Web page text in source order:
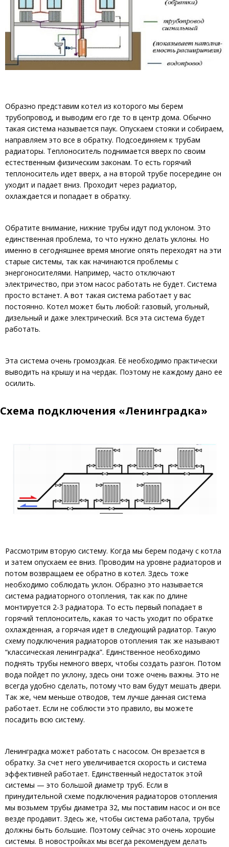
Образно представим котел из которого мы берем
трубопровод, и выводим его где то в центр дома. Обычно
такая система называется паук. Опускаем стояки и собираем,
направляем это все в обратку. Подсоединяем к трубам
радиаторы. Теплоноситель поднимается вверх по своим
естественным физическим законам. То есть горячий
теплоноситель идет вверх, а на второй трубе посередине он
уходит и падает вниз. Проходит через радиатор,
охлаждается и попадает в обратку.
Обратите внимание, нижние трубы идут под уклоном. Это
единственная проблема, то что нужно делать уклоны. Но
именно в сегодняшнее время многие опять переходят на эти
старые системы, так как начинаются проблемы с
энергоносителями. Например, часто отключают
электричество, при этом насос работать не будет. Система
просто встанет. А вот такая система работает у вас
постоянно. Котел может быть любой: газовый, угольный,
дизельный и даже электрический. Вся эта система будет
работать.
Эта система очень громоздкая. Её необходимо практически
выводить на крышу и на чердак. Поэтому не каждому дано ее
осилить.
Схема подключения «Ленинградка»
Рассмотрим вторую систему. Когда мы берем подачу с котла
и затем опускаем ее вниз. Проводим на уровне радиаторов и
потом возвращаем ее обратно в котел. Здесь тоже
необходимо соблюдать уклон. Образно это называется
система радиаторного отопления, так как по длине
монтируется 2-3 радиатора. То есть первый попадает в
горячий теплоноситель, какая то часть уходит по обратке
охлажденная, а горячая идет в следующий радиатор. Такую
схему подключения радиаторов отопления так же называют
“классическая ленинградка”. Единственное необходимо
поднять трубы немного вверх, чтобы создать разгон. Потом
вода пойдет по уклону, здесь они тоже очень важны. Это не
всегда удобно сделать, потому что вам будут мешать двери.
Так же, чем меньше отводов, тем лучше данная система
работает. Если не соблюсти это правило, вы можете
посадить всю систему.
Ленинградка может работать с насосом. Он врезается в
обратку. За счет него увеличивается скорость и система
эффективней работает. Единственный недостаток этой
системы — это большой диаметр труб. Если в
принудительной схеме подключения радиаторов отопления
мы возьмем трубы диаметра 32, мы поставим насос и он все
везде продавит. Здесь же, чтобы система работала, трубы
должны быть большие. Поэтому сейчас это очень хорошие
системы. В новостройках мы всегда рекомендуем делать